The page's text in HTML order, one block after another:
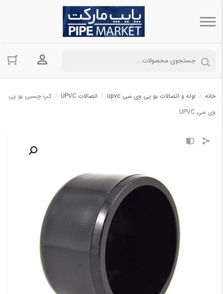
ورود به
خانه / لوله و اتصالات یو پی وی سی upvc / اتصالات UPVC / کپ چسبی یو پی
وی سی UPVC